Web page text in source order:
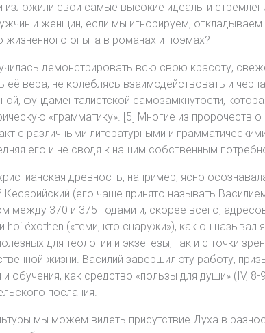
свои самые высокие идеалы и
и женщин, если мы игнорируем,
жизненного опыта в романах и поэмах?
демонстрировать всю свою красоту,
её вера, не колеблясь взаимодействовать и
фундаменталистской самозамкнутости,
«грамматику». [5] Многие из пророчеств
с различными литературными и
его и не сводя к нашим собственным
древность, например, ясно
Кесарийский (его чаще принято называть
между 370 и 375 годами и, скорее всего,
hoi éxothen («теми, кто снаружи»), как он
для теологии и экзегезы, так и с точки
жизни. Василий завершил эту работу,
обучения, как средство «пользы для души» (IV,
послания.
мы можем видеть присутствие Духа в